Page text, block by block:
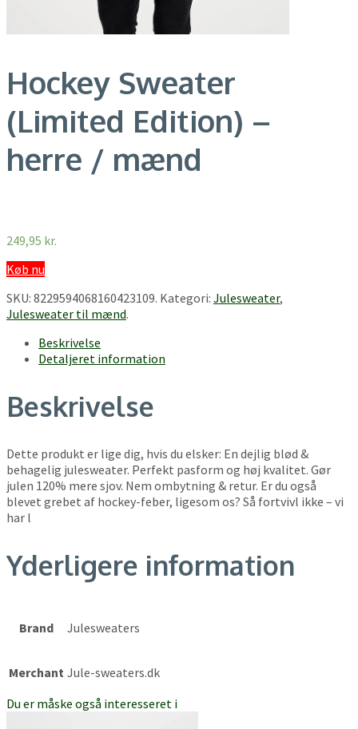
Hockey Sweater
(Limited Edition) –
herre / mænd
249,95 kr.
Køb nu
SKU: 8229594068160423109. Kategori: Julesweater,
Julesweater til mænd.
Beskrivelse
Detaljeret information
Beskrivelse
Dette produkt er lige dig, hvis du elsker: En dejlig blød &
behagelig julesweater. Perfekt pasform og høj kvalitet. Gør
julen 120% mere sjov. Nem ombytning & retur. Er du også
blevet grebet af hockey-feber, ligesom os? Så fortvivl ikke – vi
har l
Yderligere information
Brand Julesweaters
Merchant Jule-sweaters.dk
Du er måske også interesseret i